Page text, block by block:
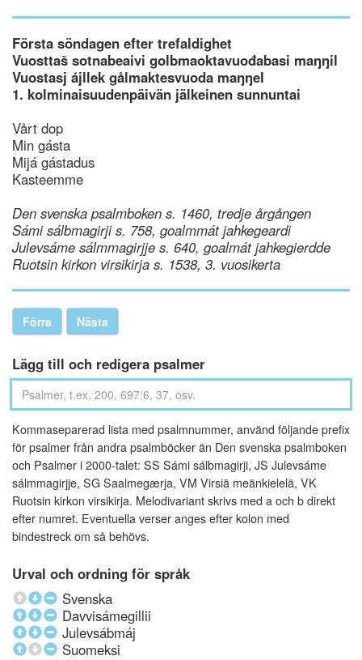
Första söndagen efter trefaldighet
Vuosttaš sotnabeaivi golbmaoktavuođabasi maŋŋil
Vuostasj ájllek gålmaktesvuoda maŋŋel
1. kolminaisuudenpäivän jälkeinen sunnuntai
Vårt dop
Min gásta
Mijá gástadus
Kasteemme
Den svenska psalmboken s. 1460, tredje årgången
Sámi sálbmagirji s. 758, goalmmát jahkegeardi
Julevsáme sálmmagirjje s. 640, goalmát jahkegierdde
Ruotsin kirkon virsikirja s. 1538, 3. vuosikerta
Förra Nästa
Lägg till och redigera psalmer
Kommaseparerad lista med psalmnummer, använd följande prefix
för psalmer från andra psalmböcker än Den svenska psalmboken
och Psalmer i 2000-talet: SS Sámi sálbmagirji, JS Julevsáme
sálmmagirjje, SG Saalmegærja, VM Virsiä meänkielelä, VK
Ruotsin kirkon virsikirja. Melodivariant skrivs med a och b direkt
efter numret. Eventuella verser anges efter kolon med
bindestreck om så behövs.
Urval och ordning för språk
Svenska
Davvisámegillii
Julevsábmáj
Suomeksi